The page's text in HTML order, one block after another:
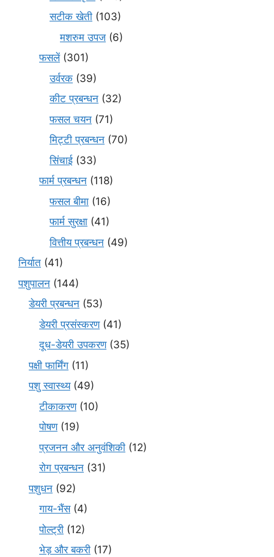
सटीक खेती (103)
मशरुम उपज (6)
फसलें(301)
उर्वरक (39)
कीट प्रबन्धन (32)
फसल चयन (71)
मि‌ट्टी प्रबन्धन (70)
सिंचाई (33)
फार्म प्रबन्धन (118)
फसल बीमा (16)
फार्म सुरक्षा (41)
वित्तीय प्रबन्धन (49)
निर्यात (41)
पशुपालन (144)
डेयरी प्रबन्धन (53)
डेयरी प्रसंस्करण(41)
दूध-डेयरी उपकरण(35)
पक्षी फार्मिंग (11)
पशु स्वास्थ्य(49)
टीकाकरण(10)
पोषण(19)
प्रजनन और अनुवंशिकी (12)
रोग प्रबन्धन (31)
पशुधन (92)
गाय-भैंस(4)
पोल्ट्री (12)
भेड़ और बकरी (17)